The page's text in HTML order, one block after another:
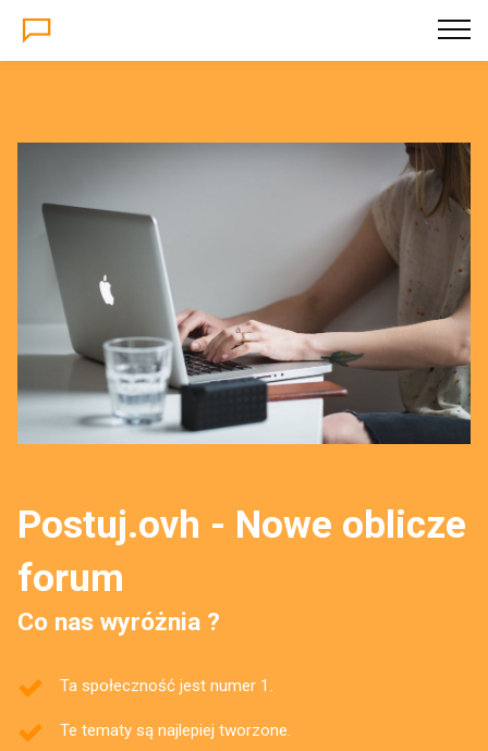
Postuj.ovh - Nowe oblicze
forum
Co nas wyróżnia ?
Ta społeczność jest numer 1.
Te tematy są najlepiej tworzone.